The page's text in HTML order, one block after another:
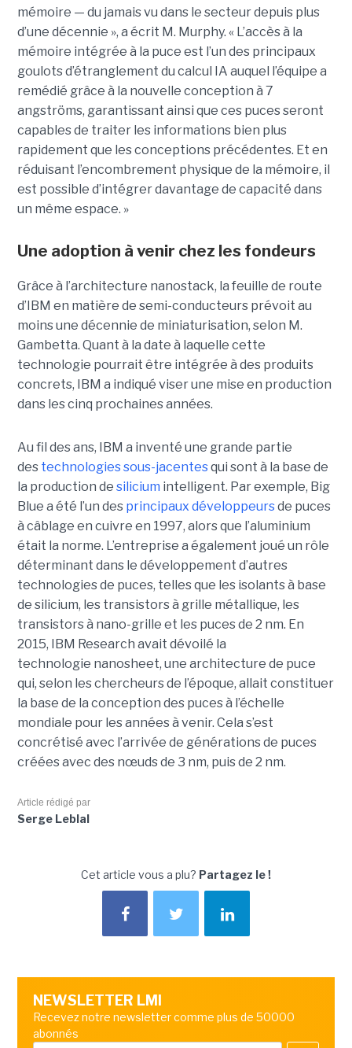
mémoire — du jamais vu dans le secteur depuis plus
d’une décennie », a écrit M. Murphy. « L’accès à la
mémoire intégrée à la puce est l’un des principaux
goulots d’étranglement du calcul IA auquel l’équipe a
remédié grâce à la nouvelle conception à 7
angströms, garantissant ainsi que ces puces seront
capables de traiter les informations bien plus
rapidement que les conceptions précédentes. Et en
réduisant l’encombrement physique de la mémoire, il
est possible d’intégrer davantage de capacité dans
un même espace. »
Une adoption à venir chez les fondeurs
Grâce à l’architecture nanostack, la feuille de route
d’IBM en matière de semi-conducteurs prévoit au
moins une décennie de miniaturisation, selon M.
Gambetta. Quant à la date à laquelle cette
technologie pourrait être intégrée à des produits
concrets, IBM a indiqué viser une mise en production
dans les cinq prochaines années.
Au fil des ans, IBM a inventé une grande partie
des technologies sous-jacentesqui sont à la base de
la production de silicium intelligent. Par exemple, Big
Blue a été l’un des principaux développeursde puces
à câblage en cuivre en 1997, alors que l’aluminium
était la norme. L’entreprise a également joué un rôle
déterminant dans le développement d’autres
technologies de puces, telles que les isolants à base
de silicium, les transistors à grille métallique, les
transistors à nano-grille et les puces de 2 nm. En
2015, IBM Research avait dévoilé la
technologie nanosheet, une architecture de puce
qui, selon les chercheurs de l’époque, allait constituer
la base de la conception des puces à l’échelle
mondiale pour les années à venir. Cela s’est
concrétisé avec l’arrivée de générations de puces
créées avec des nœuds de 3 nm, puis de 2 nm.
Article rédigé par
Serge Leblal
Cet article vous a plu? Partagez le !
NEWSLETTER LMI
Recevez notre newsletter comme plus de 50000
abonnés